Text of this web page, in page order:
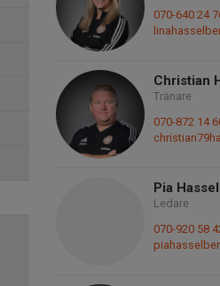
070-640 24
Christian
Tränare
070-872 14
Pia
Ledare
070-920 58